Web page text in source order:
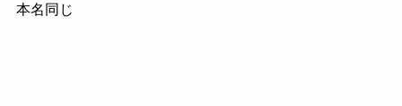
本名同じ